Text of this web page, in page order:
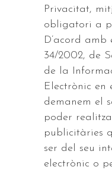
Privacitat,
obligatori a
D’acord
34/2002, de
de la
Electrònic en
demanem el
poder
publicitàries
ser del seu
electrònic o